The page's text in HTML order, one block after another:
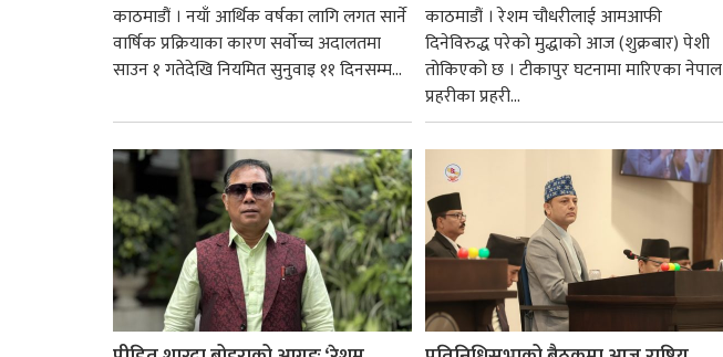
काठमाडौं । नयाँ आर्थिक वर्षका लागि लगत सार्ने
वार्षिक प्रक्रियाका कारण सर्वोच्च अदालतमा
साउन १ गतेदेखि नियमित सुनुवाइ ११ दिनसम्म...
काठमाडौं । रेशम चौधरीलाई आमआफी
दिनेविरुद्ध परेको मुद्धाको आज (शुक्रबार) पेशी
तोकिएको छ । टीकापुर घटनामा मारिएका नेपाल
प्रहरीका प्रहरी...